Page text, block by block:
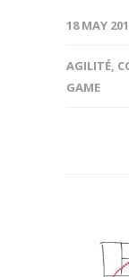
18 MAY
AGILITÉ,
GAME